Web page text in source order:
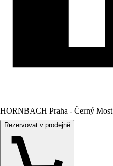
HORNBACH Praha - Černý Most
Rezervovat v prodejně